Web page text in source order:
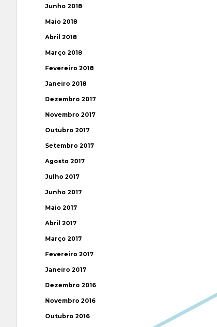
Junho 2018
Maio 2018
Abril 2018
Março 2018
Fevereiro 2018
Janeiro 2018
Dezembro 2017
Novembro 2017
Outubro 2017
Setembro 2017
Agosto 2017
Julho 2017
Junho 2017
Maio 2017
Abril 2017
Março 2017
Fevereiro 2017
Janeiro 2017
Dezembro 2016
Novembro 2016
Outubro 2016